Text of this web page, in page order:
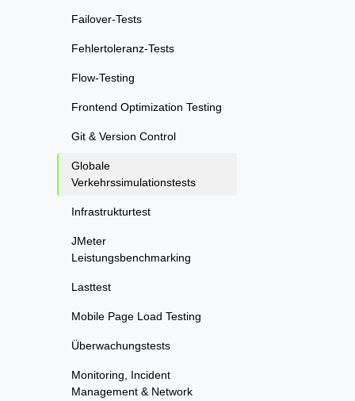
Failover-Tests
Fehlertoleranz-Tests
Flow-Testing
Frontend Optimization Testing
Git & Version Control
Globale
Verkehrssimulationstests
Infrastrukturtest
JMeter
Leistungsbenchmarking
Lasttest
Mobile Page Load Testing
Überwachungstests
Monitoring, Incident
Management & Network